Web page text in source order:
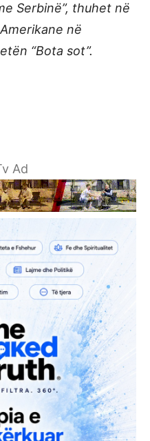
Serbinë”, thuhet në
në
“Bota sot”.
Ad